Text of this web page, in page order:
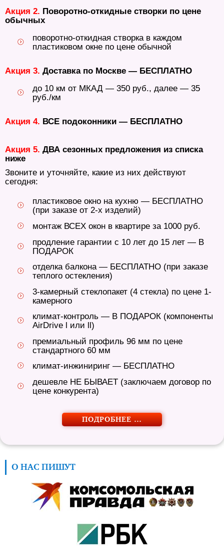
Акция 2. Поворотно-откидные створки по цене
обычных
поворотно-откидная створка в каждом
пластиковом окне по цене обычной
Акция 3. Доставка по Москве — БЕСПЛАТНО
до 10 км от МКАД — 350 руб., далее — 35
руб./км
Акция 4. ВСЕ подоконники — БЕСПЛАТНО
Акция 5. ДВА сезонных предложения из списка
ниже
Звоните и уточняйте, какие из них действуют
сегодня:
пластиковое окно на кухню — БЕСПЛАТНО
(при заказе от 2-х изделий)
монтаж ВСЕХ окон в квартире за 1000 руб.
продление гарантии с 10 лет до 15 лет — В
ПОДАРОК
отделка балкона — БЕСПЛАТНО (при заказе
теплого остекления)
3-камерный стеклопакет (4 стекла) по цене 1-
камерного
климат-контроль — В ПОДАРОК (компоненты
AirDrive l или ll)
премиальный профиль 96 мм по цене
стандартного 60 мм
климат-инжиниринг — БЕСПЛАТНО
дешевле НЕ БЫВАЕТ (заключаем договор по
цене конкурента)
ПОДРОБНЕЕ …
О НАС ПИШУТ